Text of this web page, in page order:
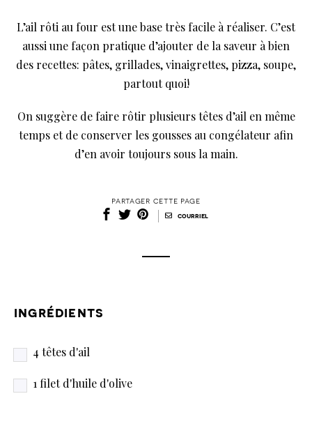
L’ail rôti au four est une base très facile à réaliser. C’est
aussi une façon pratique d’ajouter de la saveur à bien
des recettes: pâtes, grillades, vinaigrettes, pizza, soupe,
partout quoi!
On suggère de faire rôtir plusieurs têtes d’ail en même
temps et de conserver les gousses au congélateur afin
d’en avoir toujours sous la main.
partager cette page
courriel
ingrédients
4 têtes d'ail
1 filet d'huile d'olive